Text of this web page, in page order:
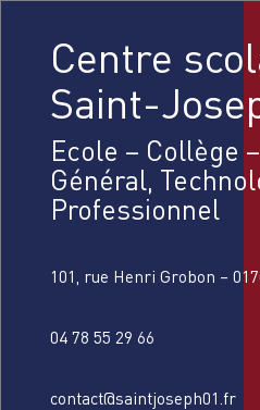
Centre
Saint-
Ecole – Collège
Général,
Professionnel
101, rue Henri Grobon –
04 78 55 29 66
contact@saintjoseph01.fr